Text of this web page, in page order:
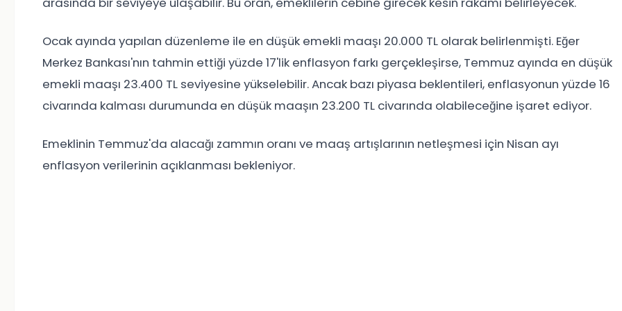
Ocak ayında yapılan düzenleme ile en düşük emekli maaşı 20.000 TL olarak belirlenmişti. Eğer
Merkez Bankası'nın tahmin ettiği yüzde 17'lik enflasyon farkı gerçekleşirse, Temmuz ayında en düşük
emekli maaşı 23.400 TL seviyesine yükselebilir. Ancak bazı piyasa beklentileri, enflasyonun yüzde 16
civarında kalması durumunda en düşük maaşın 23.200 TL civarında olabileceğine işaret ediyor.
Emeklinin Temmuz'da alacağı zammın oranı ve maaş artışlarının netleşmesi için Nisan ayı
enflasyon verilerinin açıklanması bekleniyor.